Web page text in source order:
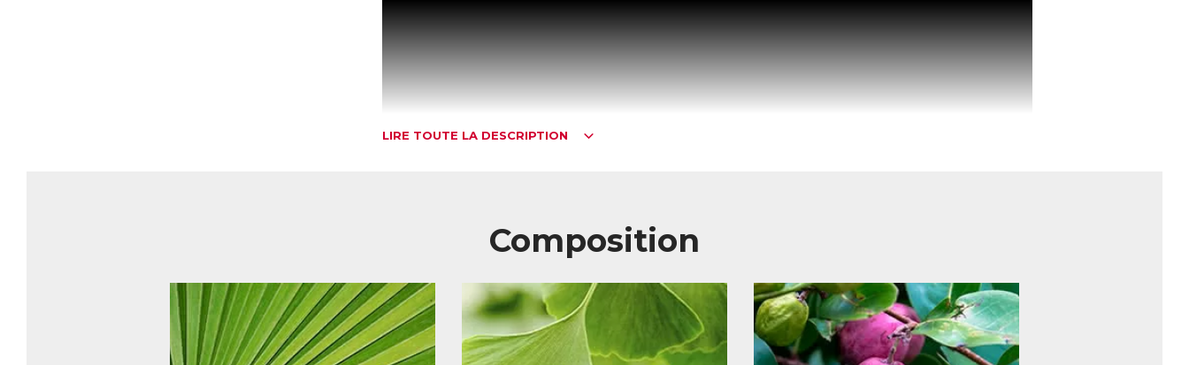
Prostate et troubles urinaires
ProstaSécurA est un produit 100% naturel contribuant à diminuer la croissance prostatique liée à l’âge.
LIRE TOUTE LA DESCRIPTION
Composition